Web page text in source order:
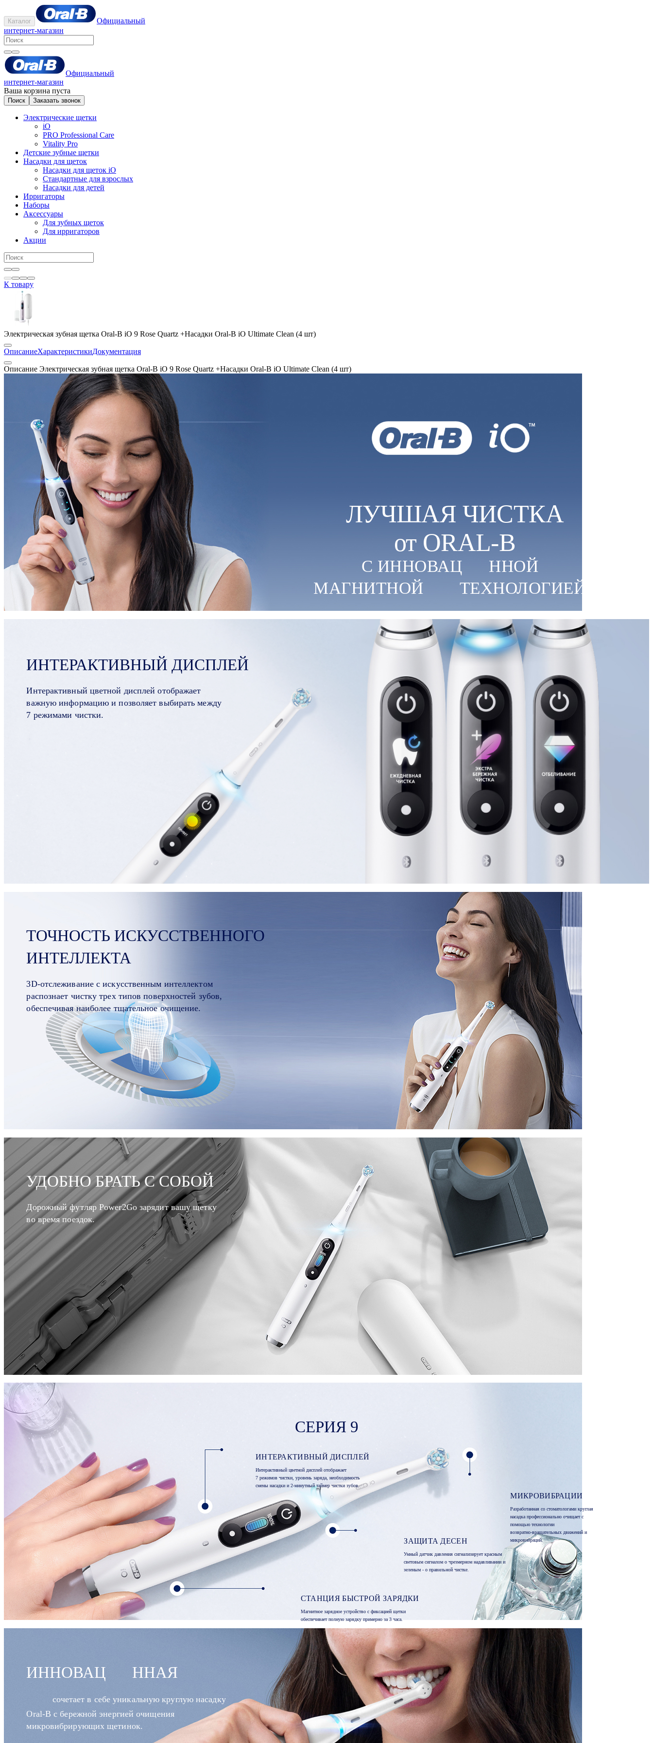
Каталог
Официальный
интернет-магазин
Официальный
интернет-магазин
Ваша корзина пуста
Поиск Заказать звонок
Электрические щетки
iO
PRO Professional Care
Vitality Pro
Детские зубные щетки
Насадки для щеток
Насадки для щеток iO
Стандартные для взрослых
Насадки для детей
Ирригаторы
Наборы
Аксессуары
Для зубных щеток
Для ирригаторов
Акции
К товару
Электрическая зубная щетка Oral-B iO 9 Rose Quartz +Насадки Oral-B iO Ultimate Clean (4 шт)
ОписаниеХарактеристикиДокументация
Описание Электрическая зубная щетка Oral-B iO 9 Rose Quartz +Насадки Oral-B iO Ultimate Clean (4 шт)
ЛУЧШАЯ ЧИСТКА
от ORAL-B
С ИННОВАЦ
ННОЙ
МАГНИТНОЙ
ТЕХНОЛОГИЕЙ
ИНТЕРАКТИВНЫЙ ДИСПЛЕЙ
Интерактивный цветной дисплей отображает
важную информацию и позволяет выбирать между
7 режимами чистки.
ТОЧНОСТЬ ИСКУССТВЕННОГО
ИНТЕЛЛЕКТА
3D-отслеживание с искусственным интеллектом
распознает чистку трех типов поверхностей зубов,
обеспечивая наиболее тщательное очищение.
УДОБНО БРАТЬ С СОБОЙ
Дорожный футляр Power2Go зарядит вашу щетку
во время поездок.
СЕРИЯ 9
ИНТЕРАКТИВНЫЙ ДИСПЛЕЙ
Интерактивный цветной дисплей отображает
7 режимов чистки, уровень заряда, необходимость
смены насадки и 2-минутный таймер чистки зубов.
МИКРОВИБРАЦИИ
Разработанная со стоматологами круглая
насадка профессионально очищает с
помощью технологии
возвратно-вращательных движений и
микровибраций.
ЗАЩИТА ДЕСЕН
Умный датчик давления сигнализирует красным
световым сигналом о чрезмерном надавливании и
зеленым - о правильной чистке.
СТАНЦИЯ БЫСТРОЙ ЗАРЯДКИ
Магнитное зарядное устройство с фиксацией щетки
обеспечивает полную зарядку примерно за 3 часа.
ИННОВАЦ ННАЯ
сочетает в себе уникальную круглую насадку
Oral-B с бережной энергией очищения
микровибрирующих щетинок.